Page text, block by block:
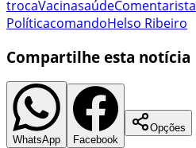
trocaVacinasaúdeComentarista
PolíticacomandoHelso Ribeiro
Compartilhe esta notícia
WhatsApp Facebook
Opções